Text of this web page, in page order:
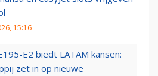
15:16
E2 biedt LATAM kansen:
zet in op nieuwe